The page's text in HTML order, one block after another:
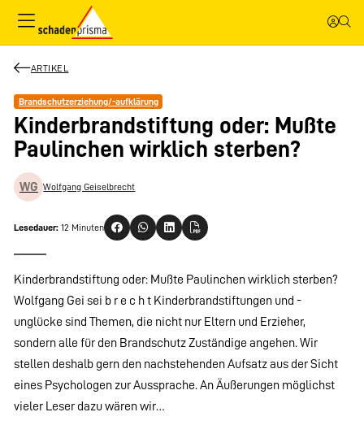
ARTIKEL
Brandschutzerziehung/-aufklärung
Kinderbrandstiftung oder: Mußte
Paulinchen wirklich sterben?
WG Wolfgang Geiselbrecht
Lesedauer: 12 Minuten
Kinderbrandstiftung oder: Mußte Paulinchen wirklich sterben?
Wolfgang Gei sei b r e c h t Kinderbrandstiftungen und -
unglücke sind Themen, die nicht nur Eltern und Erzieher,
sondern alle für den Brandschutz Zuständige angehen. Wir
stellen deshalb gern den nachstehenden Aufsatz aus der Sicht
eines Psychologen zur Aussprache. An Äußerungen möglichst
vieler Leser dazu wären wir…